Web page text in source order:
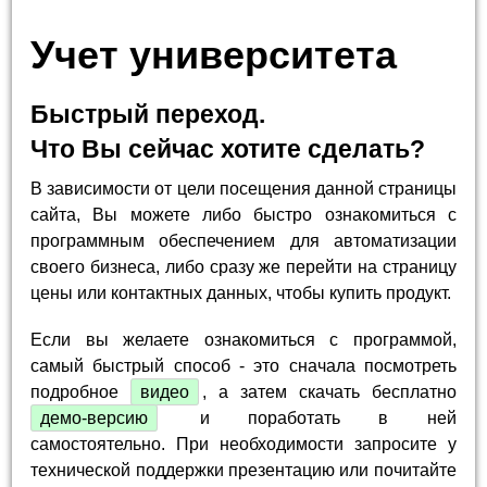
Учет университета
Быстрый переход.
Что Вы сейчас хотите сделать?
В зависимости от цели посещения данной страницы
сайта, Вы можете либо быстро ознакомиться с
программным обеспечением для автоматизации
своего бизнеса, либо сразу же перейти на страницу
цены или контактных данных, чтобы купить продукт.
Если вы желаете ознакомиться с программой,
самый быстрый способ - это сначала посмотреть
подробное
видео
, а затем скачать бесплатно
демо-версию
и поработать в ней
самостоятельно. При необходимости запросите у
технической поддержки презентацию или почитайте